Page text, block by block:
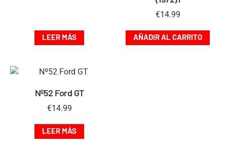
LEER MÁS
€14.99
AÑADIR AL CARRITO
Nº52 Ford GT
€14.99
LEER MÁS